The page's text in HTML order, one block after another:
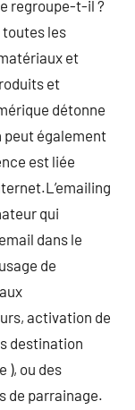
regroupe-t-il ?
les
et
et
détonne
peut également
est liée
qui
dans le
de
activation de
destination
), ou des
de parrainage.